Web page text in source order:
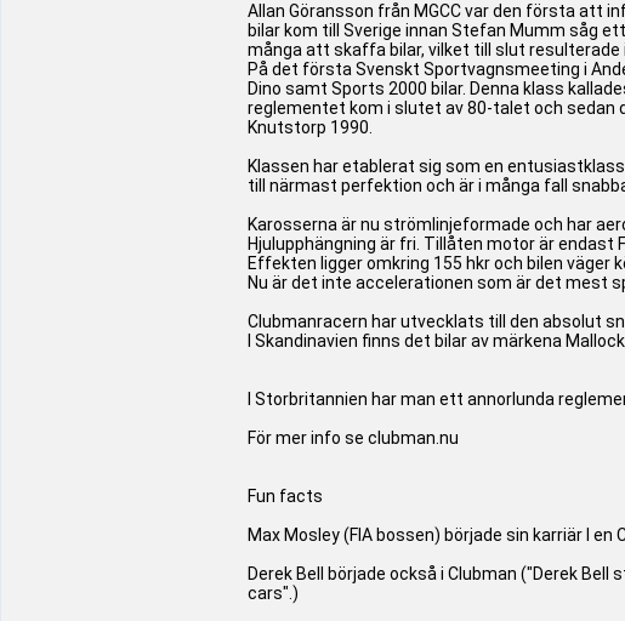
Allan Göransson från MGCC var den första att
bilar kom till Sverige innan Stefan Mumm såg
många att skaffa bilar, vilket till slut resulterade
På det första Svenskt Sportvagnsmeeting i
Dino samt Sports 2000 bilar. Denna klass
reglementet kom i slutet av 80-talet och sedan
Knutstorp 1990.
Klassen har etablerat sig som en
till närmast perfektion och är i många fall
Karosserna är nu strömlinjeformade och har
Hjulupphängning är fri. Tillåten motor är
Effekten ligger omkring 155 hkr och bilen väger
Nu är det inte accelerationen som är det mest
Clubmanracern har utvecklats till den absolut
I Skandinavien finns det bilar av märkena
I Storbritannien har man ett annorlunda
För mer info se clubman.nu
Fun facts
Max Mosley (FIA bossen) började sin karriär I en
Derek Bell började också i Clubman ("Derek
cars".)